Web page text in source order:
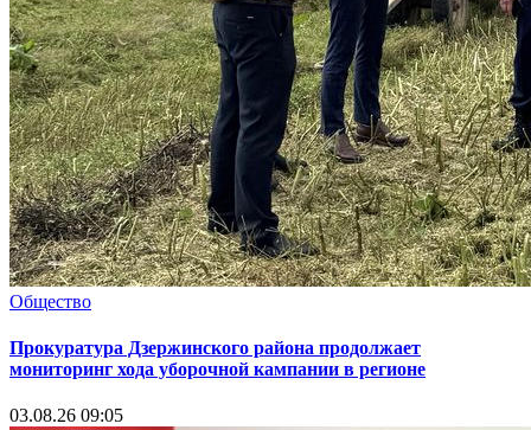
Общество
Прокуратура Дзержинского района продолжает
мониторинг хода уборочной кампании в регионе
03.08.26 09:05